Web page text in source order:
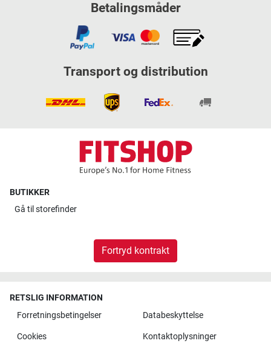
Betalingsmåder
Transport og distribution
BUTIKKER
Gå til storefinder
Fortryd kontrakt
RETSLIG INFORMATION
Forretningsbetingelser
Databeskyttelse
Cookies Kontaktoplysninger